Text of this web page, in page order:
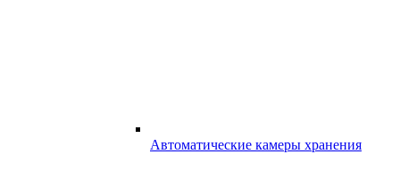
Автоматические камеры хранения